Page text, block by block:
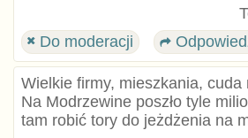
Do moderacji
Wielkie firmy, mieszkania, cuda
Na Modrzewine poszło tyle
tam robić tory do jeżdżenia na